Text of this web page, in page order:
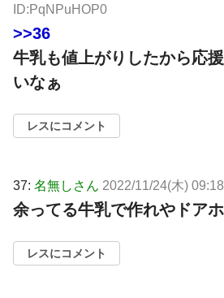
ID:PqNPuHOP0
>>36
牛乳も値上がりしたから応
いなぁ
レスにコメント
37: 名無しさん 2022/11/24(木)
余ってる牛乳で作れやドアホ
レスにコメント